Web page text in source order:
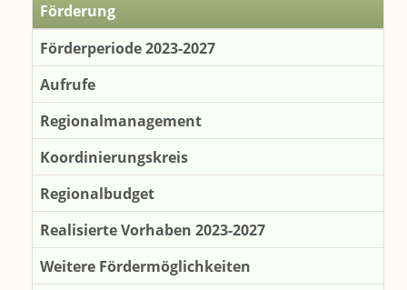
Förderung
Förderperiode 2023-2027
Aufrufe
Regionalmanagement
Koordinierungskreis
Regionalbudget
Realisierte Vorhaben 2023-2027
Weitere Fördermöglichkeiten